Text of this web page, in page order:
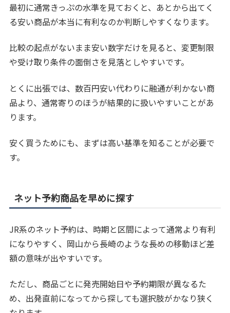
最初に通常きっぷの水準を見ておくと、あとから出てく
る安い商品が本当に有利なのか判断しやすくなります。
比較の起点がないまま安い数字だけを見ると、変更制限
や受け取り条件の面倒さを見落としやすいです。
とくに出張では、数百円安い代わりに融通が利かない商
品より、通常寄りのほうが結果的に扱いやすいことがあ
ります。
安く買うためにも、まずは高い基準を知ることが必要で
す。
ネット予約商品を早めに探す
JR系のネット予約は、時期と区間によって通常より有利
になりやすく、岡山から長崎のような長めの移動ほど差
額の意味が出やすいです。
ただし、商品ごとに発売開始日や予約期限が異なるた
め、出発直前になってから探しても選択肢がかなり狭く